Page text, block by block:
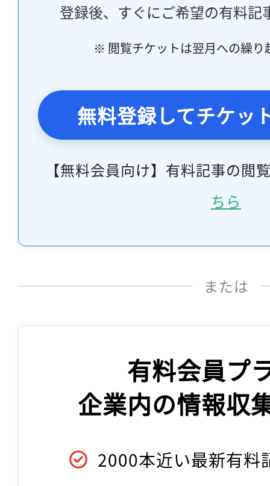
登録後、すぐにご希望の有料記
※ 閲覧チケットは翌月への繰り
無料登録してチケッ
【無料会員向け】有料記事の閲
ちら
または
有料会員プ
企業内の情報収
2000本近い最新有料